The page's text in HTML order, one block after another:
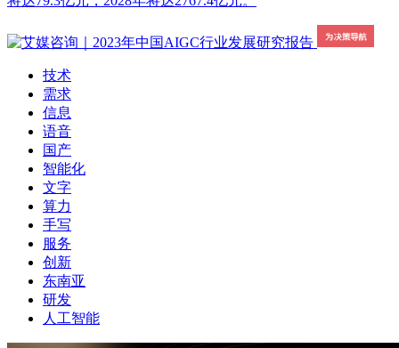
技术
需求
信息
语音
国产
智能化
文字
算力
手写
服务
创新
东南亚
研发
人工智能